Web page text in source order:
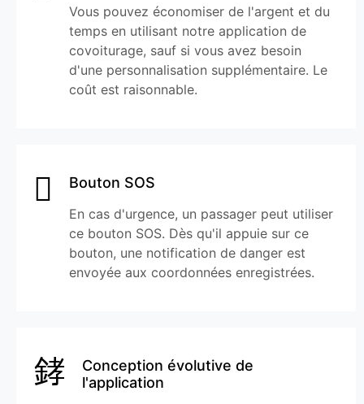
Vous pouvez économiser de l'argent et du
temps en utilisant notre application de
covoiturage, sauf si vous avez besoin
d'une personnalisation supplémentaire. Le
coût est raisonnable.
Bouton SOS
En cas d'urgence, un passager peut utiliser
ce bouton SOS. Dès qu'il appuie sur ce
bouton, une notification de danger est
envoyée aux coordonnées enregistrées.
Conception évolutive de
l'application